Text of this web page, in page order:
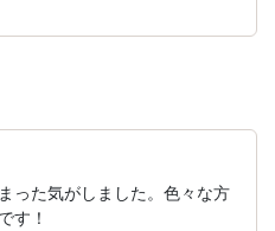
った気がしました。色々な方
す！